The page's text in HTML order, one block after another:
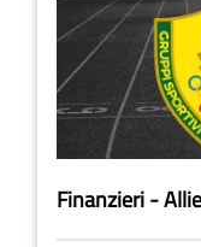
Finanzieri -